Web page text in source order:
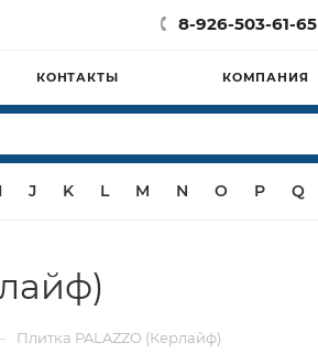
8-926-503-61-65
КОНТАКТЫ КОМПАНИЯ
I J K L M N O P Q
Плитка PALAZZO (Керлайф)